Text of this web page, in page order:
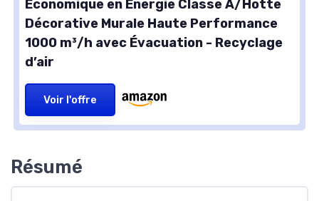
Économique en Énergie Classe A/Hotte
Décorative Murale Haute Performance
1000 m³/h avec Évacuation - Recyclage
d’air
Voir l'offre
Résumé